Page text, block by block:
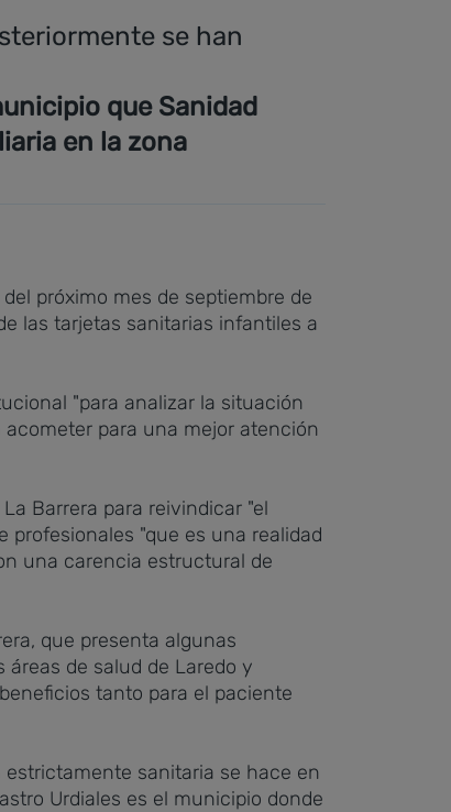
se han
que Sanidad
en la zona
próximo mes de septiembre de
las tarjetas sanitarias infantiles a
"para analizar la situación
para una mejor atención
Barrera para reivindicar "el
profesionales "que es una realidad
una carencia estructural de
que presenta algunas
de salud de Laredo y
tanto para el paciente
sanitaria se hace en
Urdiales es el municipio donde